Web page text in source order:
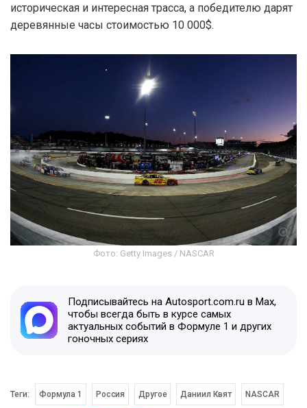
историческая и интересная трасса, а победителю дарят
деревянные часы стоимостью 10 000$.
Фото: Getty Images / NASCAR
Подписывайтесь на Autosport.com.ru в Max,
чтобы всегда быть в курсе самых
актуальных событий в Формуле 1 и других
гоночных сериях
Теги: Формула 1 Россия Другое Даниил Квят NASCAR